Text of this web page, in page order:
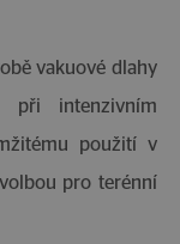
vakuové dlahy
při intenzivním
použití v
pro terénní